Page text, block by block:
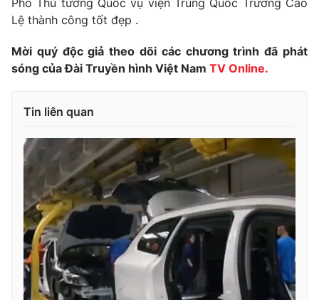
Phó Thủ tướng Quốc vụ viện Trung Quốc Trương Cao
Lệ thành công tốt đẹp .
Mời quý độc giả theo dõi các chương trình đã phát
sóng của Đài Truyền hình Việt Nam TV Online.
Tin liên quan